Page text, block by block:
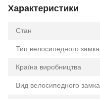
Характеристики
Стан
Тип велосипедного замка
Країна виробництва
Вид велосипедного замка